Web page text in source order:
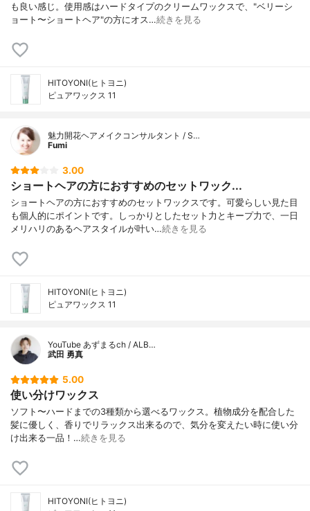
も良い感じ。使用感はハードタイプのクリームワックスで、"ベリーシ
ョート〜ショートヘア"の方にオス…続きを見る
HITOYONI(ヒトヨニ)
ピュアワックス 11
魅力開花ヘアメイクコンサルタント / S…
Fumi
3.00
ショートヘアの方におすすめのセットワック...
ショートヘアの方におすすめのセットワックスです。可愛らしい見た目
も個人的にポイントです。しっかりとしたセット力とキープ力で、一日
メリハリのあるヘアスタイルが叶い…続きを見る
HITOYONI(ヒトヨニ)
ピュアワックス 11
YouTube あずまるch / ALB…
武田 勇真
5.00
使い分けワックス
ソフト〜ハードまでの3種類から選べるワックス。植物成分を配合した
髪に優しく、香りでリラックス出来るので、気分を変えたい時に使い分
け出来る一品！…続きを見る
HITOYONI(ヒトヨニ)